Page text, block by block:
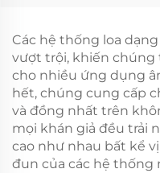
Các hệ thống loa
vượt trội, khiến chúng
cho nhiều ứng dụng
hết, chúng cung cấp
và đồng nhất trên
mọi khán giả đều trải
cao như nhau bất kể
đun của các hệ thống